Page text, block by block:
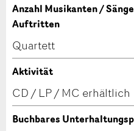
* Eingabe erforderlich
Zur Qualitätssicherung
an guidle übermittelt.
NACHRICHT SENDEN
Schliessen
Adresse
Anzahl Musikanten /
Auftritten
Quartett
Aktivität
CD / LP / MC erhältlich
Buchbares